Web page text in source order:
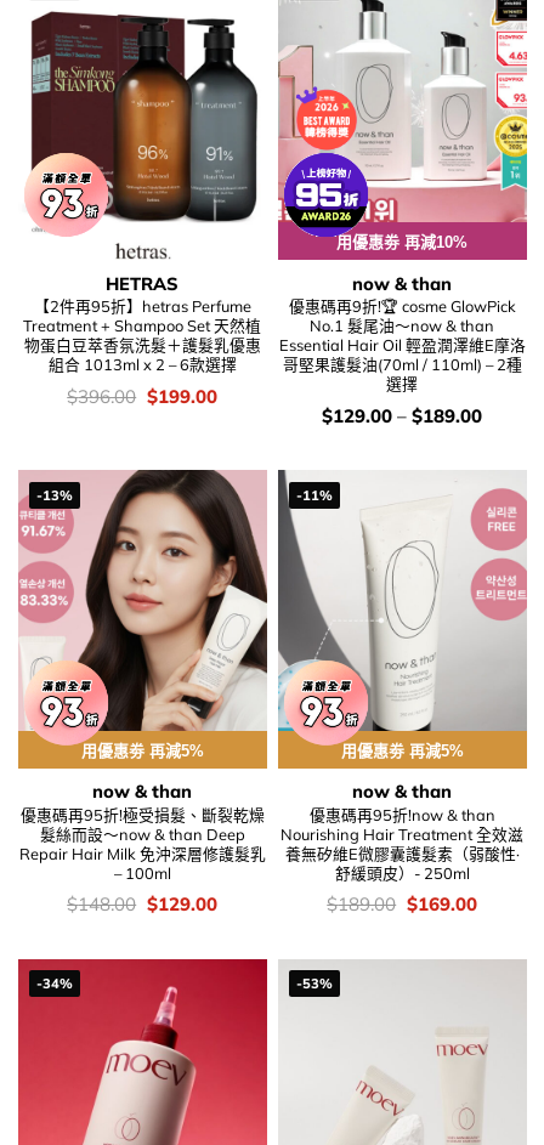
HETRAS
【2件再95折】hetras Perfume
Treatment + Shampoo Set 天然植
物蛋白豆萃香氛洗髮＋護髮乳優惠
組合 1013ml x 2 – 6款選擇
價
錢：
$396.00 Original
price
$199.00Current
用優惠劵 再減10%
now & than
優惠碼再9折!🏆 cosme GlowPick
No.1 髮尾油～now & than
Essential Hair Oil 輕盈潤澤維E摩洛
哥堅果護髮油(70ml / 110ml) – 2種
選擇
價
錢：
$129.00 – $189.00
-13%
用優惠劵 再減5%
now & than
優惠碼再95折!極受損髮、斷裂乾燥
髮絲而設～now & than Deep
Repair Hair Milk 免沖深層修護髮乳
– 100ml
價
錢：
$148.00 Original
price
$148.00.
$129.00Current
$129.00.
-11%
用優惠劵 再減5%
now & than
優惠碼再95折!now & than
Nourishing Hair Treatment 全效滋
養無矽維E微膠囊護髮素（弱酸性·
舒緩頭皮）- 250ml
價
錢：
$189.00 Original
price
$189.00.
$169.00Current
-34% -53%